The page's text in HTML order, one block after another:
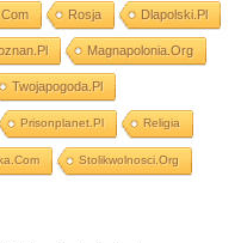
Rosja Dlapolski.pl
Magnapolonia.org
Twojapogoda.pl
Prisonplanet.pl Religia
Stolikwolnosci.org